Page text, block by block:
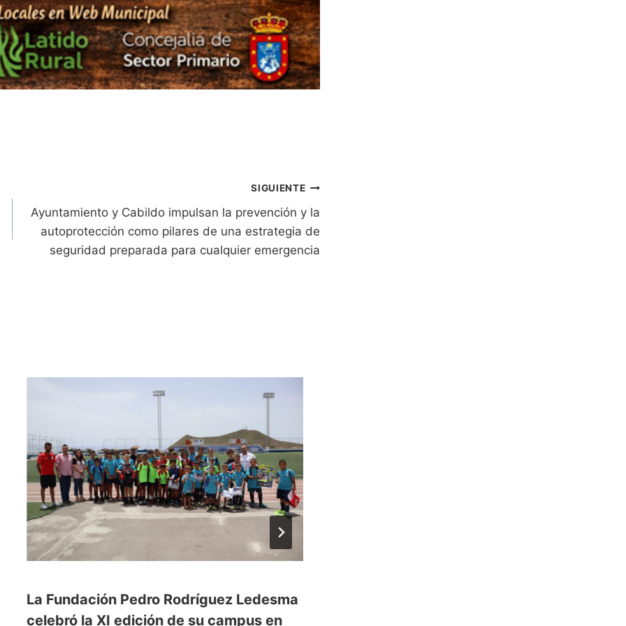
SIGUIENTE
Ayuntamiento y Cabildo impulsan la prevención y la
autoprotección como pilares de una estrategia de
seguridad preparada para cualquier emergencia
La Fundación Pedro Rodríguez Ledesma
celebró la XI edición de su campus en